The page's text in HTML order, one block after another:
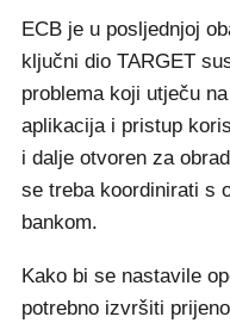
ECB je u posljednjoj
ključni dio TARGET
problema koji utječu
aplikacija i pristup
i dalje otvoren za
se treba koordinirati s
bankom.
Kako bi se nastavile
potrebno izvršiti